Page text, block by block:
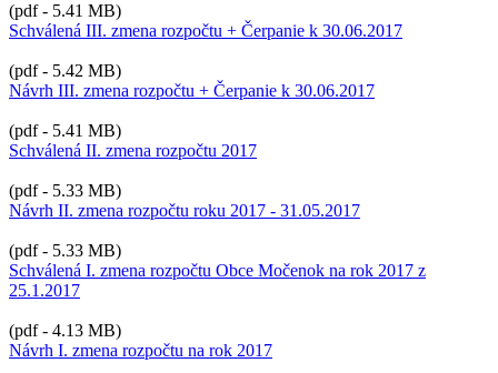
(pdf - 5.41 MB)
Schválená III. zmena rozpočtu + Čerpanie k 30.06.2017
(pdf - 5.42 MB)
Návrh III. zmena rozpočtu + Čerpanie k 30.06.2017
(pdf - 5.41 MB)
Schválená II. zmena rozpočtu 2017
(pdf - 5.33 MB)
Návrh II. zmena rozpočtu roku 2017 - 31.05.2017
(pdf - 5.33 MB)
Schválená I. zmena rozpočtu Obce Močenok na rok 2017 z
25.1.2017
(pdf - 4.13 MB)
Návrh I. zmena rozpočtu na rok 2017